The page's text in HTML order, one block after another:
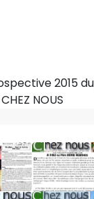
2015
CHEZ NOUS